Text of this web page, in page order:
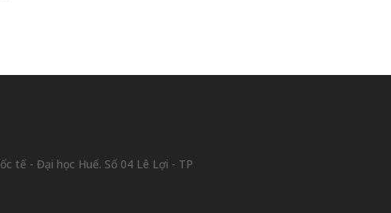
tế - Đại học Huế. Số 04 Lê Lợi - TP